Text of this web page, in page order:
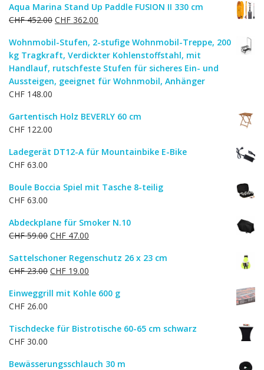
Aqua Marina Stand Up Paddle FUSION II 330 cm
CHF452.00 Ursprünglicher
war:
CHF 452.00
CHF 362.00
ist:
CHF 362.00.
Wohnmobil-Stufen, 2-stufige Wohnmobil-Treppe, 200
kg Tragkraft, Verdickter Kohlenstoffstahl, mit
Handlauf, rutschfeste Stufen für sicheres Ein- und
Aussteigen, geeignet für Wohnmobil, Anhänger
CHF 148.00
Gartentisch Holz BEVERLY 60 cm
CHF 122.00
Ladegerät DT12-A für Mountainbike E-Bike
CHF 63.00
Boule Boccia Spiel mit Tasche 8-teilig
CHF 63.00
Abdeckplane für Smoker N.10
CHF59.00 Ursprünglicher
war:
CHF 59.00
CHF 47.00
ist:
CHF 47.00.
Sattelschoner Regenschutz 26 x 23 cm
CHF23.00 Ursprünglicher
war:
CHF 19.00
ist:
Einweggrill mit Kohle 600 g
CHF 26.00
Tischdecke für Bistrotische 60-65 cm schwarz
CHF 30.00
Bewässerungsschlauch 30 m